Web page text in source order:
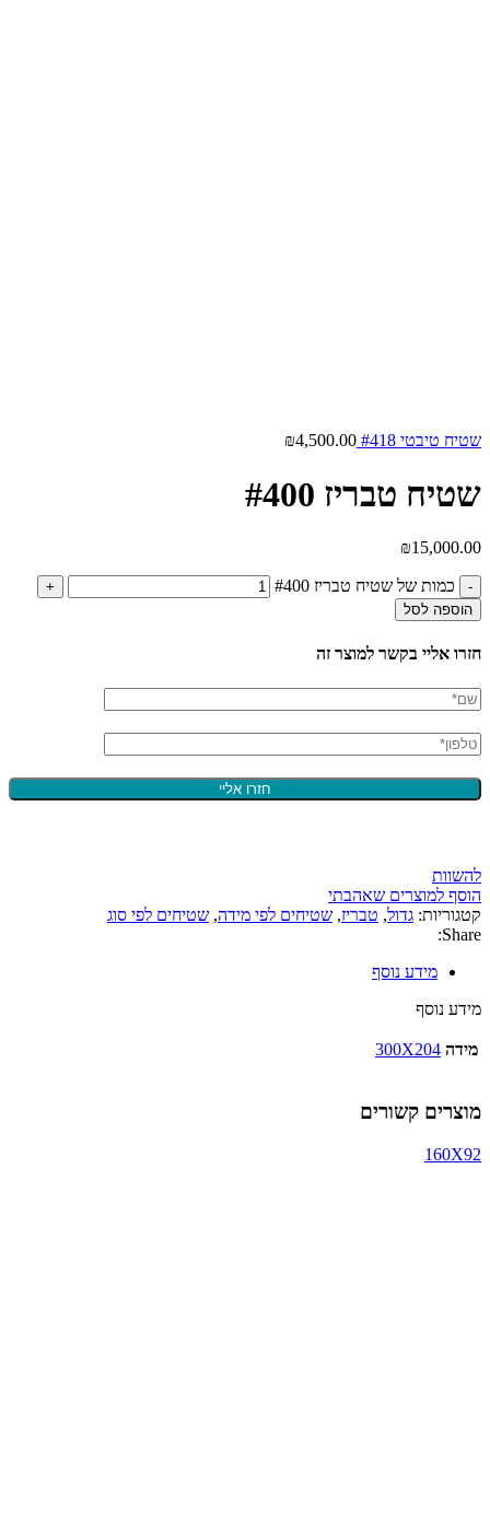
שטיח טיבטי #418 ₪4,500.00
שטיח טבריז #400
₪15,000.00
כמות של שטיח טבריז #400
הוספה לסל
חזרו אליי בקשר למוצר זה
להשוות
הוסף למוצרים שאהבתי
קטגוריות: גדול, טבריז, שטיחים לפי מידה, שטיחים לפי סוג
Share:
מידע נוסף
מידע נוסף
מידה 300X204
מוצרים קשורים
160X92